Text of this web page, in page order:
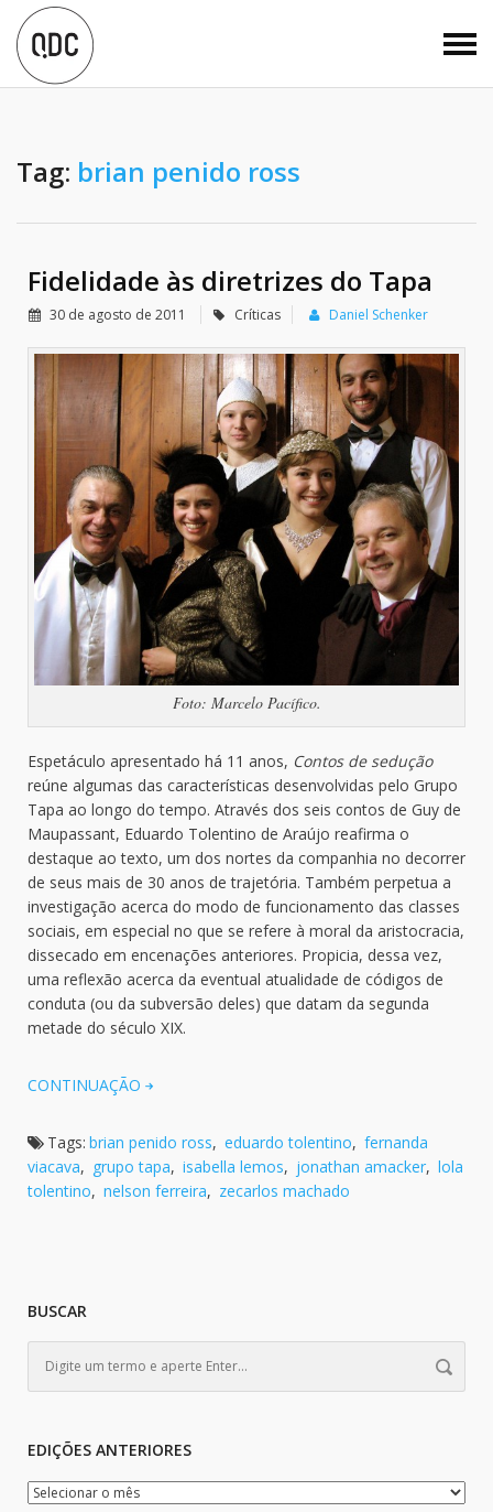
Tag: brian penido ross
Fidelidade às diretrizes do Tapa
30 de agosto de 2011 Críticas Daniel Schenker
Foto: Marcelo Pacífico.
Espetáculo apresentado há 11 anos, Contos de sedução
reúne algumas das características desenvolvidas pelo Grupo
Tapa ao longo do tempo. Através dos seis contos de Guy de
Maupassant, Eduardo Tolentino de Araújo reafirma o
destaque ao texto, um dos nortes da companhia no decorrer
de seus mais de 30 anos de trajetória. Também perpetua a
investigação acerca do modo de funcionamento das classes
sociais, em especial no que se refere à moral da aristocracia,
dissecado em encenações anteriores. Propicia, dessa vez,
uma reflexão acerca da eventual atualidade de códigos de
conduta (ou da subversão deles) que datam da segunda
metade do século XIX.
CONTINUAÇÃO
Tags: brian penido ross, eduardo tolentino, fernanda
viacava, grupo tapa, isabella lemos, jonathan amacker, lola
tolentino, nelson ferreira, zecarlos machado
BUSCAR
EDIÇÕES ANTERIORES